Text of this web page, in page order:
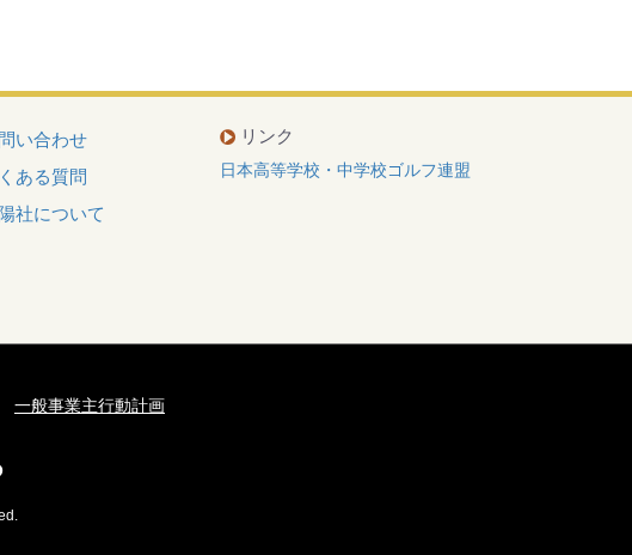
い合わせ
ある質問
社について
リンク
日本高等学校・中学校ゴルフ連盟
一般事業主行動計画